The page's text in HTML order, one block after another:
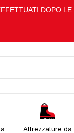
DOPO
Attrezzature da